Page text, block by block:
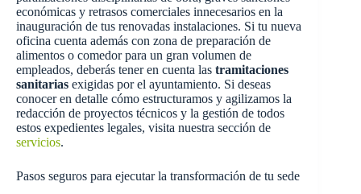
económicas y retrasos comerciales innecesarios en la
inauguración de tus renovadas instalaciones. Si tu nueva
oficina cuenta además con zona de preparación de
alimentos o comedor para un gran volumen de
empleados, deberás tener en cuenta las tramitaciones
sanitarias exigidas por el ayuntamiento. Si deseas
conocer en detalle cómo estructuramos y agilizamos la
redacción de proyectos técnicos y la gestión de todos
estos expedientes legales, visita nuestra sección de
servicios.
Pasos seguros para ejecutar la transformación de tu sede